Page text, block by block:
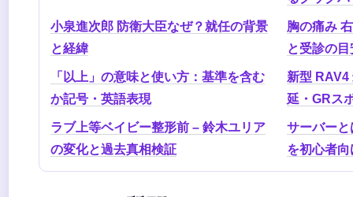
小泉進次郎 防衛大臣なぜ？就任の背景
と経緯
胸の痛み
と受診の目
「以上」の意味と使い方：基準を含む
か記号・英語表現
新型 RAV4
延・GRス
ラブ上等ベイビー整形前 – 鈴木ユリア
の変化と過去真相検証
サーバー
を初心者